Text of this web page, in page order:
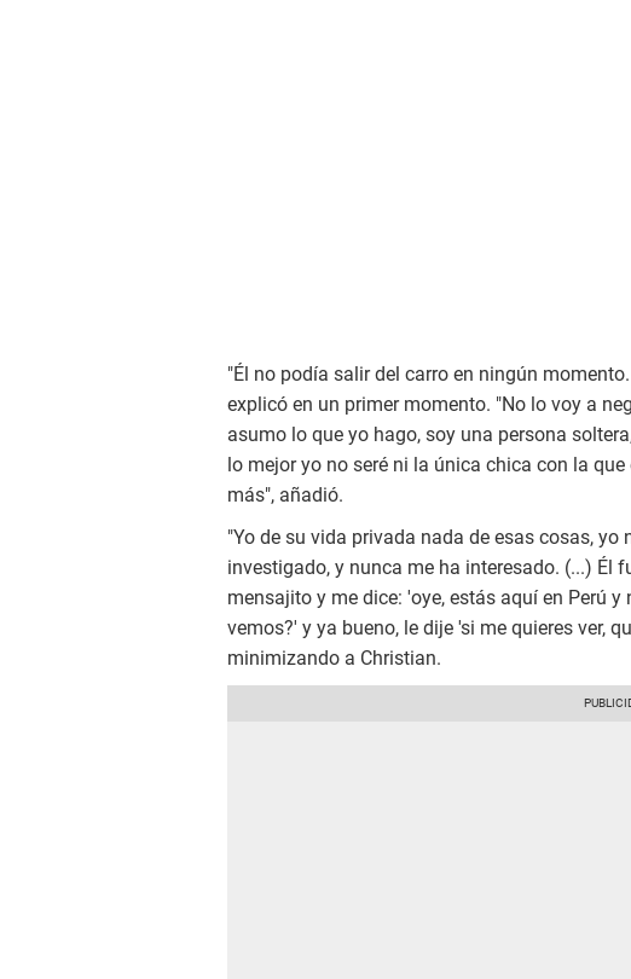
"Él no podía salir del carro en ningún
explicó en un primer momento. "No lo voy a
asumo lo que yo hago, soy una persona
lo mejor yo no seré ni la única chica con la
más", añadió.
"Yo de su vida privada nada de esas cosas, yo
investigado, y nunca me ha interesado. (...) Él
mensajito y me dice: 'oye, estás aquí en Perú
vemos?' y ya bueno, le dije 'si me quieres ver,
minimizando a Christian.